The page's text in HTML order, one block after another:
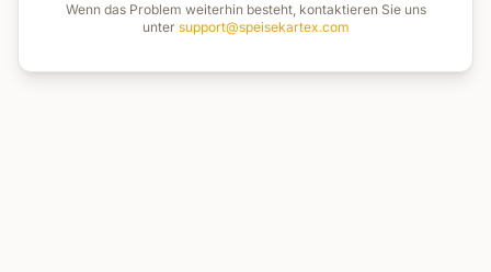
Wenn das Problem weiterhin besteht, kontaktieren Sie uns
unter support@speisekartex.com